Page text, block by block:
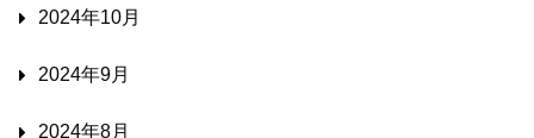
2024年10月
2024年9月
2024年8月